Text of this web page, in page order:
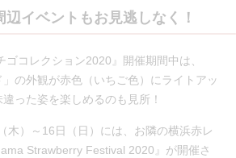
辺イベントもお見逃しなく！
ゴコレクション2020』開催期間中は、
」の外観が赤色（いちご色）にライトアッ
った姿を楽しめるのも見所！
木）～16日（日）には、お隣の横浜赤レ
Strawberry Festival 2020』が開催さ